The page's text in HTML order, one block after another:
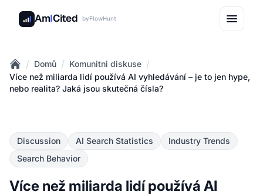
AmICited byFlowHunt
Home
/ Domů / Komunitni diskuse /
Více než miliarda lidí používá AI vyhledávání – je to jen hype,
nebo realita? Jaká jsou skutečná čísla?
Discussion AI Search Statistics
Industry Trends
Search Behavior
Více než miliarda lidí používá AI